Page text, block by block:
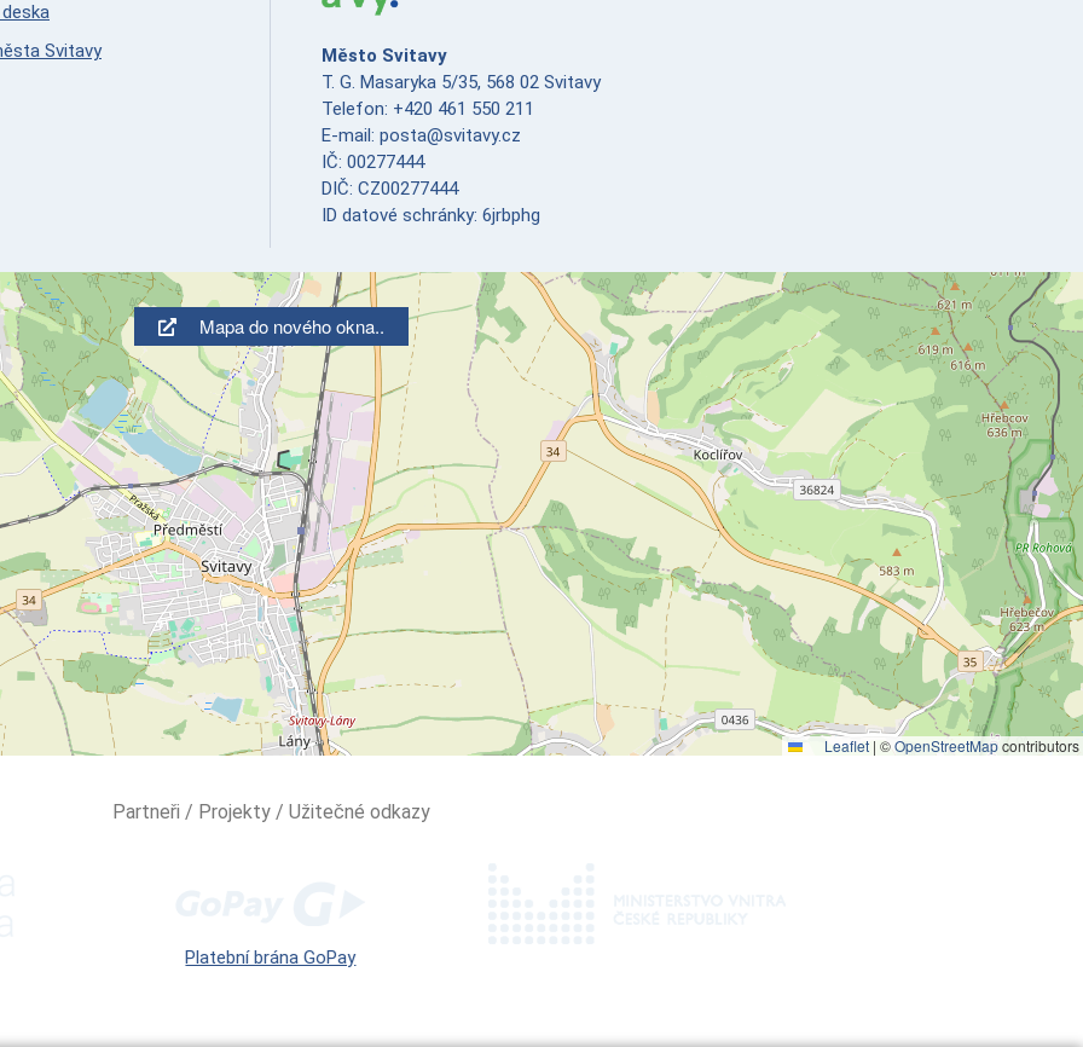
Svitavy
Město Svitavy
T. G. Masaryka 5/35, 568 02 Svitavy
Telefon: +420 461 550 211
E-mail: posta@svitavy.cz
IČ: 00277444
DIČ: CZ00277444
ID datové schránky: 6jrbphg
Leaflet | ©OpenStreetMapcontributors
Partneři / Projekty / Užitečné odkazy
Platební brána GoPay